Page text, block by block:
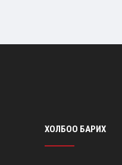
ХОЛБОО БАРИХ